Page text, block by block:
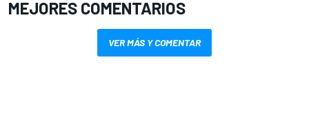
MEJORES COMENTARIOS
VER MÁS Y COMENTAR